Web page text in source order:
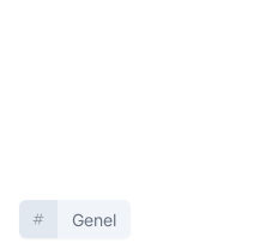
Genel